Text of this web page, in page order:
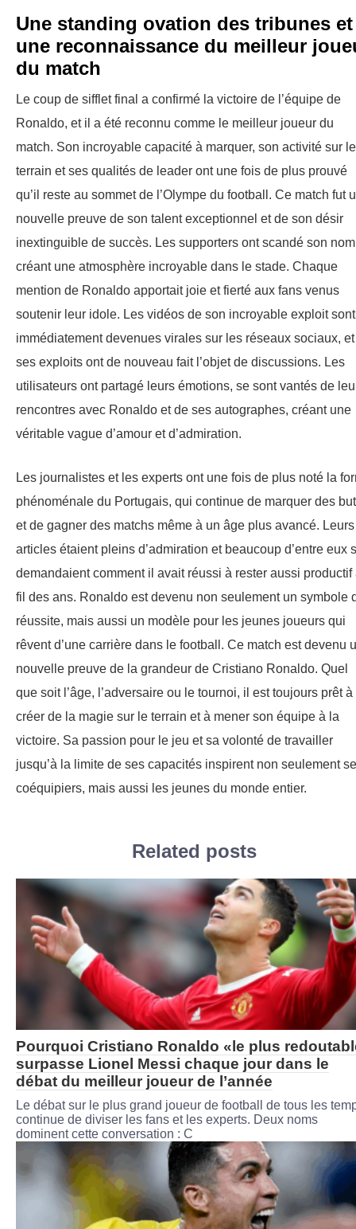
Une standing ovation des tribunes et
une reconnaissance du meilleur
du match
Le coup de sifflet final a confirmé la victoire de l’équipe de
Ronaldo, et il a été reconnu comme le meilleur joueur du
match. Son incroyable capacité à marquer, son activité sur le
terrain et ses qualités de leader ont une fois de plus prouvé
qu’il reste au sommet de l’Olympe du football. Ce match fut
nouvelle preuve de son talent exceptionnel et de son désir
inextinguible de succès. Les supporters ont scandé son
créant une atmosphère incroyable dans le stade. Chaque
mention de Ronaldo apportait joie et fierté aux fans venus
soutenir leur idole. Les vidéos de son incroyable exploit sont
immédiatement devenues virales sur les réseaux sociaux, et
ses exploits ont de nouveau fait l’objet de discussions. Les
utilisateurs ont partagé leurs émotions, se sont vantés de
rencontres avec Ronaldo et de ses autographes, créant une
véritable vague d’amour et d’admiration.
Les journalistes et les experts ont une fois de plus noté la
phénoménale du Portugais, qui continue de marquer des
et de gagner des matchs même à un âge plus avancé. Leurs
articles étaient pleins d’admiration et beaucoup d’entre eux
demandaient comment il avait réussi à rester aussi productif
fil des ans. Ronaldo est devenu non seulement un symbole
réussite, mais aussi un modèle pour les jeunes joueurs qui
rêvent d’une carrière dans le football. Ce match est devenu
nouvelle preuve de la grandeur de Cristiano Ronaldo. Quel
que soit l’âge, l’adversaire ou le tournoi, il est toujours prêt à
créer de la magie sur le terrain et à mener son équipe à la
victoire. Sa passion pour le jeu et sa volonté de travailler
jusqu’à la limite de ses capacités inspirent non seulement
coéquipiers, mais aussi les jeunes du monde entier.
Related posts
Pourquoi Cristiano Ronaldo «le plus
surpasse Lionel Messi chaque jour dans le
débat du meilleur joueur de l’année
Le débat sur le plus grand joueur de football de tous les
continue de diviser les fans et les experts. Deux noms
dominent cette conversation : C